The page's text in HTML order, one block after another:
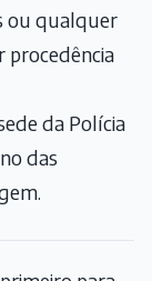
ou qualquer
da Polícia
das